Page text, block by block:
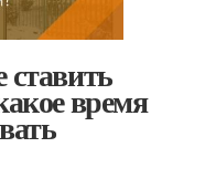
время